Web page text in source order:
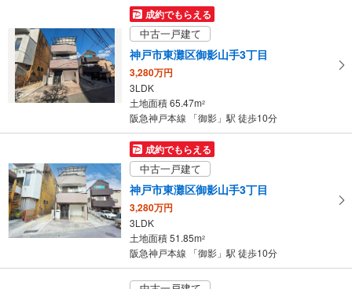
け
取
る
・
条
イ
ペ
ー
ジ
に
存
成約でもらえる
中古一戸建て
神戸市東灘区御影山手3丁目
3,280万円
3LDK
土地面積 65.47m2
阪急神戸本線 「御影」駅 徒歩10分
成約でもらえる
中古一戸建て
神戸市東灘区御影山手3丁目
3,280万円
3LDK
土地面積 51.85m2
阪急神戸本線 「御影」駅 徒歩10分